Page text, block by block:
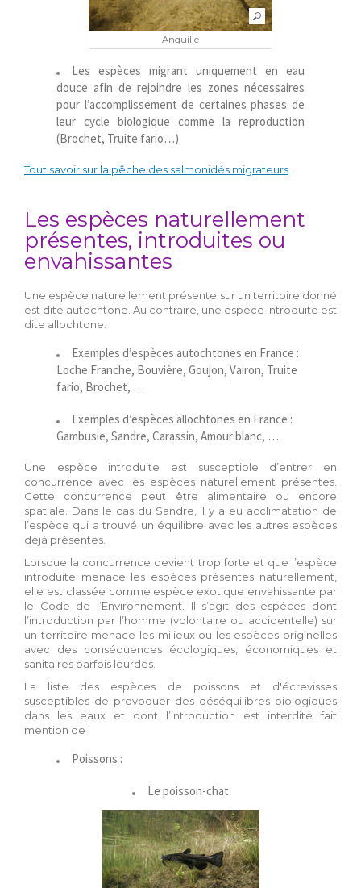
Anguille
Les espèces migrant uniquement en eau
douce afin de rejoindre les zones nécessaires
pour l’accomplissement de certaines phases de
leur cycle biologique comme la reproduction
(Brochet, Truite fario…)
Tout savoir sur la pêche des salmonidés migrateurs
Les espèces naturellement
présentes, introduites ou
envahissantes
Une espèce naturellement présente sur un territoire donné
est dite autochtone. Au contraire, une espèce introduite est
dite allochtone.
Exemples d’espèces autochtones en France :
Loche Franche, Bouvière, Goujon, Vairon, Truite
fario, Brochet, …
Exemples d’espèces allochtones en France :
Gambusie, Sandre, Carassin, Amour blanc, …
Une espèce introduite est susceptible d’entrer en
concurrence avec les espèces naturellement présentes.
Cette concurrence peut être alimentaire ou encore
spatiale. Dans le cas du Sandre, il y a eu acclimatation de
l’espèce qui a trouvé un équilibre avec les autres espèces
déjà présentes.
Lorsque la concurrence devient trop forte et que l’espèce
introduite menace les espèces présentes naturellement,
elle est classée comme espèce exotique envahissante par
le Code de l’Environnement. Il s’agit des espèces dont
l’introduction par l’homme (volontaire ou accidentelle) sur
un territoire menace les milieux ou les espèces originelles
avec des conséquences écologiques, économiques et
sanitaires parfois lourdes.
La liste des espèces de poissons et d'écrevisses
susceptibles de provoquer des déséquilibres biologiques
dans les eaux et dont l’introduction est interdite fait
mention de :
Poissons :
Le poisson-chat